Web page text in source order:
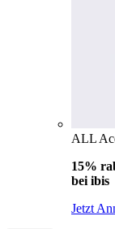
ALL
15%
bei ibis
Jetzt